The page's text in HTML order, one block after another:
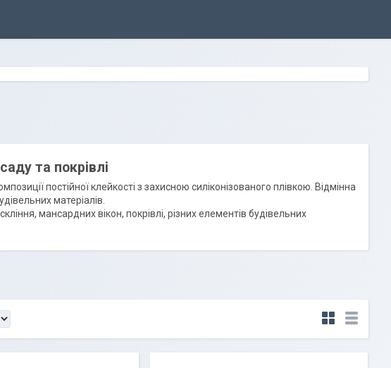
та покрівлі
постійної клейкості з захисною силіконізованого плівкою. Відмінна
матеріалів.
мансардних вікон, покрівлі, різних елементів будівельних